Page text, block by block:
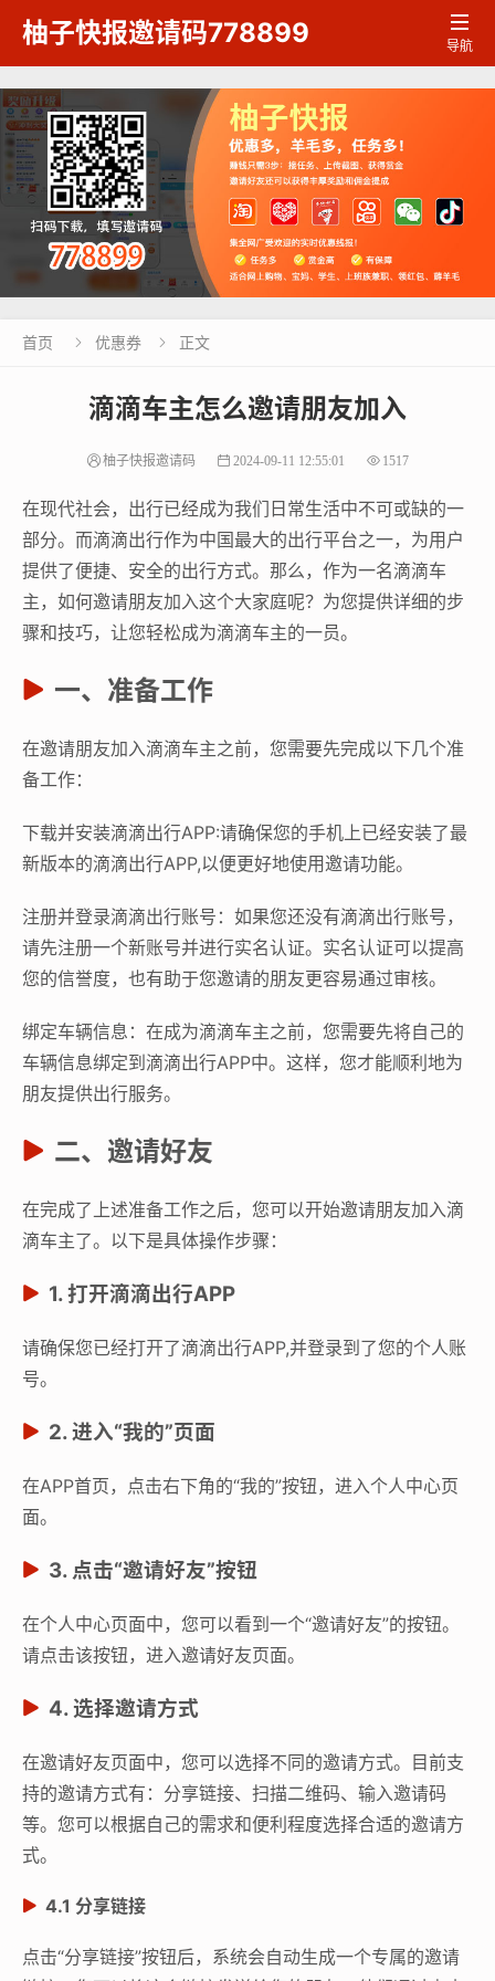
柚子快报邀请码778899 
导航
首页  优惠券  正文
滴滴车主怎么邀请朋友加入
柚子快报邀请码 2024-09-11 12:55:01 1517
在现代社会，出行已经成为我们日常生活中不可或缺的一
部分。而滴滴出行作为中国最大的出行平台之一，为用户
提供了便捷、安全的出行方式。那么，作为一名滴滴车
主，如何邀请朋友加入这个大家庭呢？为您提供详细的步
骤和技巧，让您轻松成为滴滴车主的一员。
一、准备工作
在邀请朋友加入滴滴车主之前，您需要先完成以下几个准
备工作：
下载并安装滴滴出行APP:请确保您的手机上已经安装了最
新版本的滴滴出行APP,以便更好地使用邀请功能。
注册并登录滴滴出行账号：如果您还没有滴滴出行账号，
请先注册一个新账号并进行实名认证。实名认证可以提高
您的信誉度，也有助于您邀请的朋友更容易通过审核。
绑定车辆信息：在成为滴滴车主之前，您需要先将自己的
车辆信息绑定到滴滴出行APP中。这样，您才能顺利地为
朋友提供出行服务。
二、邀请好友
在完成了上述准备工作之后，您可以开始邀请朋友加入滴
滴车主了。以下是具体操作步骤：
1. 打开滴滴出行APP
请确保您已经打开了滴滴出行APP,并登录到了您的个人账
号。
2. 进入“我的”页面
在APP首页，点击右下角的“我的”按钮，进入个人中心页
面。
3. 点击“邀请好友”按钮
在个人中心页面中，您可以看到一个“邀请好友”的按钮。
请点击该按钮，进入邀请好友页面。
4. 选择邀请方式
在邀请好友页面中，您可以选择不同的邀请方式。目前支
持的邀请方式有：分享链接、扫描二维码、输入邀请码
等。您可以根据自己的需求和便利程度选择合适的邀请方
式。
4.1 分享链接
点击“分享链接”按钮后，系统会自动生成一个专属的邀请